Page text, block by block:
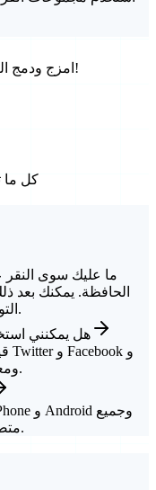
امزج ودمج الرموز التعبيرية لإنشاء تعبيراتك الفريدة!
كل ما
ما عليك سوى النقر
الحافظة. يمكنك بعد
التواصل الاجتماعي، البريد الإلكتروني والمزيد.
هل يمكنني
Instagram و TikTok ومعظم المنصات الأخرى.
متصفحات وتطبيقات الهاتف المحمول الحديثة.